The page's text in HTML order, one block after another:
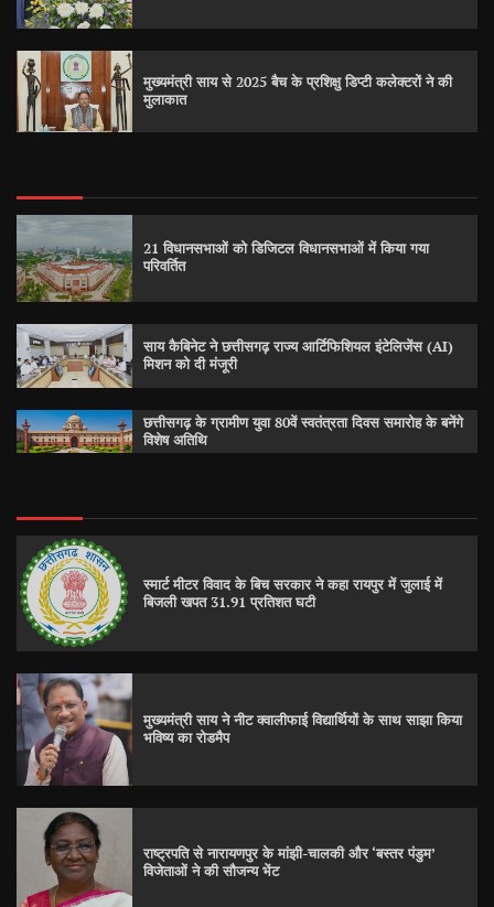
मुख्यमंत्री साय से 2025 बैच के प्रशिक्षु डिप्टी कलेक्टरों ने की
मुलाकात
21 विधानसभाओं को डिजिटल विधानसभाओं में किया गया
परिवर्तित
साय कैबिनेट ने छत्तीसगढ़ राज्य आर्टिफिशियल इंटेलिजेंस (AI)
मिशन को दी मंजूरी
छत्तीसगढ़ के ग्रामीण युवा 80वें स्वतंत्रता दिवस समारोह के बनेंगे
विशेष अतिथि
स्मार्ट मीटर विवाद के बिच सरकार ने कहा रायपुर में जुलाई में
बिजली खपत 31.91 प्रतिशत घटी
मुख्यमंत्री साय ने नीट क्वालीफाई विद्यार्थियों के साथ साझा किया
भविष्य का रोडमैप
राष्ट्रपति से नारायणपुर के मांझी-चालकी और ‘बस्तर पंडुम’
विजेताओं ने की सौजन्य भेंट